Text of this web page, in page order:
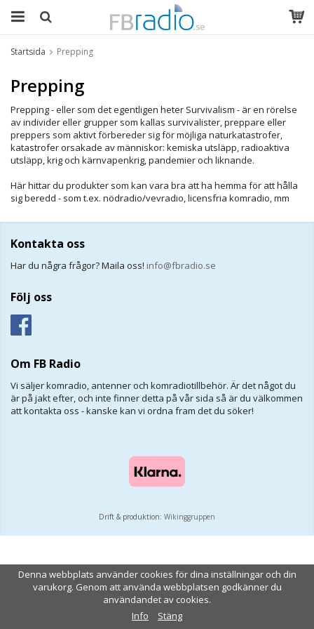
Startsida Prepping
Prepping
Prepping - eller som det egentligen heter Survivalism - är en rörelse
av individer eller grupper som kallas survivalister, preppare eller
preppers som aktivt förbereder sig för möjliga naturkatastrofer,
katastrofer orsakade av människor: kemiska utsläpp, radioaktiva
utsläpp, krig och kärnvapenkrig, pandemier och liknande.
Här hittar du produkter som kan vara bra att ha hemma för att hålla
sig beredd - som t.ex. nödradio/vevradio, licensfria komradio, mm
Kontakta oss
Har du några frågor? Maila oss! info@fbradio.se
Följ oss
Om FB Radio
Vi säljer komradio, antenner och komradiotillbehör. Är det något du
är på jakt efter, och inte finner detta på vår sida så är du välkommen
att kontakta oss - kanske kan vi ordna fram det du söker!
Drift & produktion: Wikinggruppen
Denna webbplats använder cookies för dina inställningar och din
varukorg. Genom att använda webbplatsen godkänner du
användandet av cookies.
Info
Stäng